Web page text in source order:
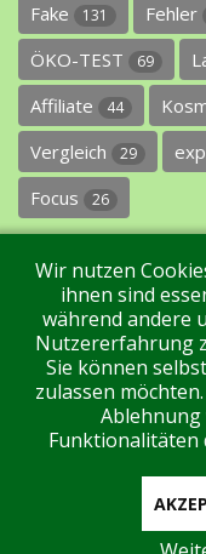
Fake 131 Fehler
ÖKO-TEST 69
Affiliate 44
Vergleich 29
Focus 26
Impressum
Tags
Wir nutzen
ihnen sind
während andere
Nutzererfahrung
Sie können
zulassen
Ablehnung
Funktionalitäten